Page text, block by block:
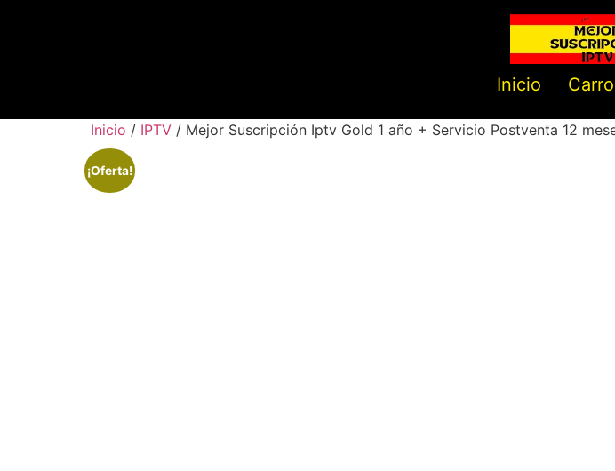
Inicio Carro
Inicio / IPTV / Mejor Suscripción Iptv Gold 1 año + Servicio Postventa 12
¡Oferta!